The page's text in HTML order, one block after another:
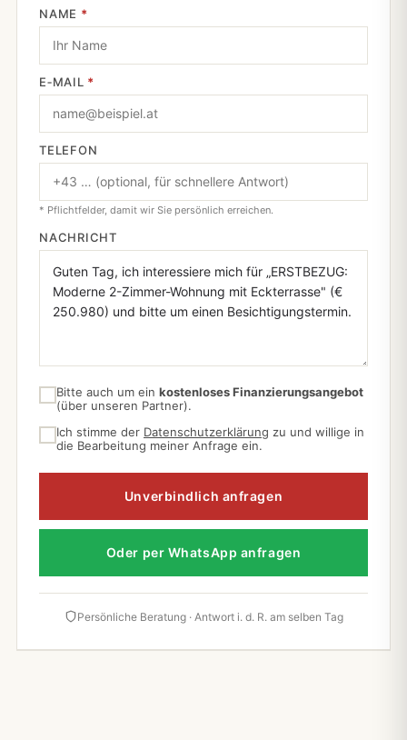
NAME *
E‑MAIL *
TELEFON
* Pflichtfelder, damit wir Sie persönlich erreichen.
NACHRICHT
Bitte auch um ein kostenloses Finanzierungsangebot
(über unseren Partner).
Ich stimme der Datenschutzerklärung zu und willige in
die Bearbeitung meiner Anfrage ein.
Unverbindlich anfragen
Oder per WhatsApp anfragen
Persönliche Beratung · Antwort i. d. R. am selben Tag